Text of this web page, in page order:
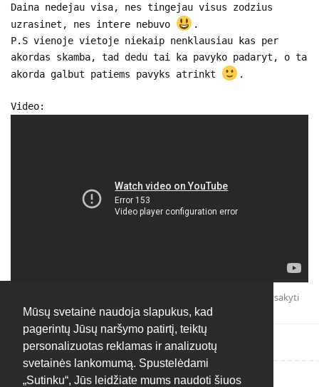
Mūsų svetainė naudoja slapukus, kad
pagerintų Jūsų naršymo patirtį, teiktų
personalizuotas reklamas ir analizuotų
svetainės lankomumą. Spustelėdami
„Sutinku“, Jūs leidžiate mums naudoti šiuos
Daina nedejau visa, nes tingejau visus zodzius
uzrasinet, nes intere nebuvo
.
P.S vienoje vietoje niekaip nenklausiau kas per
akordas skamba, tad dedu tai ka pavyko padaryt, o ta
akorda galbut patiems pavyks atrinkt
.
Video:
Atsakyti